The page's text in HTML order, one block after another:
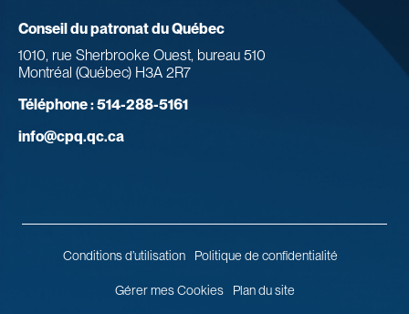
Conseil du patronat du Québec
1010, rue Sherbrooke Ouest, bureau 510
Montréal (Québec) H3A 2R7
Téléphone :514-288-5161
info@cpq.qc.ca
Conditions d’utilisation Politique de confidentialité
Gérer mes Cookies Plan du site